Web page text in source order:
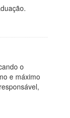
o
e máximo